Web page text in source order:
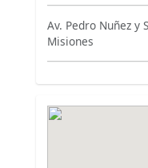
Av. Pedro Nuñez y
Misiones